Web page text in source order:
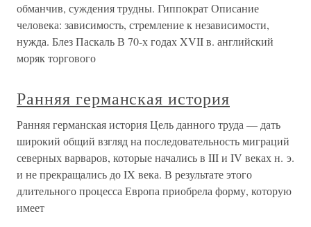
обманчив, суждения трудны. Гиппократ Описание
человека: зависимость, стремление к независимости,
нужда. Блез Паскаль В 70-х годах XVII в. английский
моряк торгового
Ранняя германская история
Ранняя германская история Цель данного труда — дать
широкий общий взгляд на последовательность миграций
северных варваров, которые начались в III и IV веках н. э.
и не прекращались до IX века. В результате этого
длительного процесса Европа приобрела форму, которую
имеет